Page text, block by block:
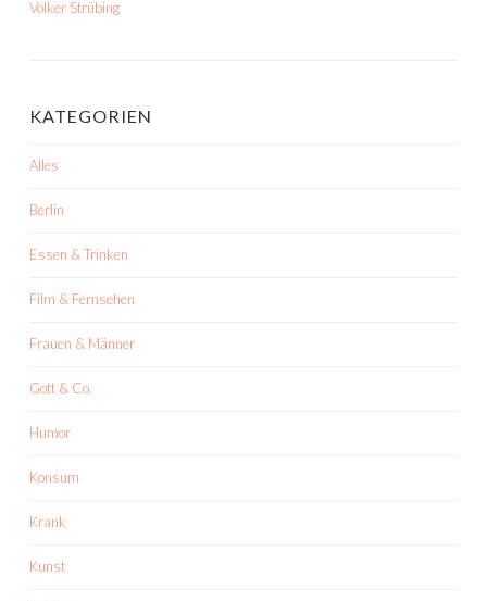
Volker Strübing
KATEGORIEN
Alles
Berlin
Essen & Trinken
Film & Fernsehen
Frauen & Männer
Gott & Co.
Humor
Konsum
Krank
Kunst